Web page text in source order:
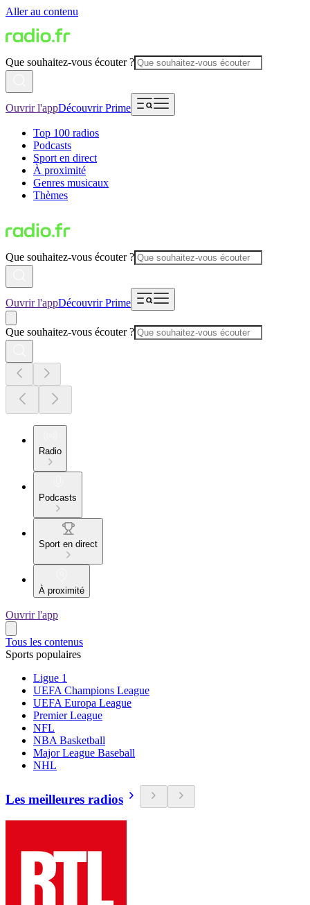
Aller au contenu
Que souhaitez-vous écouter ?
Ouvrir l'appDécouvrir Prime
Top 100 radios
Podcasts
Sport en direct
À proximité
Genres musicaux
Thèmes
Que souhaitez-vous écouter ?
Ouvrir l'appDécouvrir Prime
Que souhaitez-vous écouter ?
Radio
Podcasts
Sport en direct
À proximité
Ouvrir l'app
Tous les contenus
Sports populaires
Ligue 1
UEFA Champions League
UEFA Europa League
Premier League
NFL
NBA Basketball
Major League Baseball
NHL
Les meilleures radios